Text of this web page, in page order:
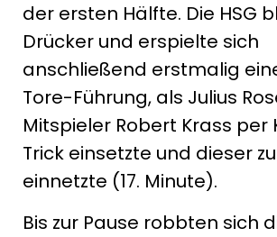
der ersten Hälfte. Die HSG
Drücker und erspielte sich
anschließend erstmalig
Tore-Führung, als Julius
Mitspieler Robert Krass per
Trick einsetzte und dieser
einnetzte (17. Minute).
Bis zur Pause robbten sich